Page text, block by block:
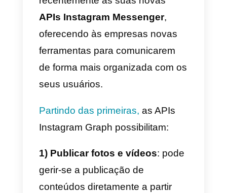
O que muda com a
chegada das APIs do
Instagram Direct
uma novidade: as primeiras já
foram agora substituídas pela
versão API Instagram Graph